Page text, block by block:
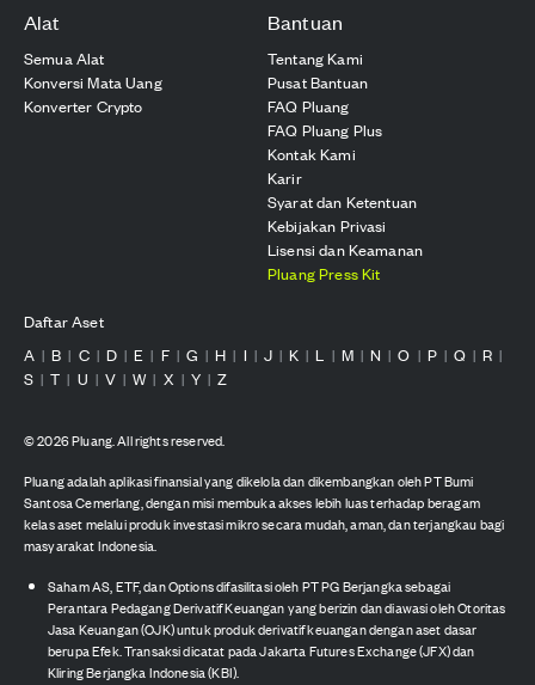
Alat
Semua Alat
Konversi Mata Uang
Konverter Crypto
Bantuan
Tentang Kami
Pusat Bantuan
FAQ Pluang
FAQ Pluang Plus
Kontak Kami
Karir
Syarat dan Ketentuan
Kebijakan Privasi
Lisensi dan Keamanan
Pluang Press Kit
Daftar Aset
A | B | C | D | E | F | G | H | I | J | K | L | M | N | O | P | Q | R |
S | T | U | V | W | X | Y | Z
©2026Pluang. All rights reserved.
Pluang adalah aplikasi finansial yang dikelola dan dikembangkan oleh PT Bumi
Santosa Cemerlang, dengan misi membuka akses lebih luas terhadap beragam
kelas aset melalui produk investasi mikro secara mudah, aman, dan terjangkau bagi
masyarakat Indonesia.
Saham AS, ETF, dan Options difasilitasi oleh PT PG Berjangka sebagai
Perantara Pedagang Derivatif Keuangan yang berizin dan diawasi oleh Otoritas
Jasa Keuangan (OJK) untuk produk derivatif keuangan dengan aset dasar
berupa Efek. Transaksi dicatat pada Jakarta Futures Exchange (JFX) dan
Kliring Berjangka Indonesia (KBI).